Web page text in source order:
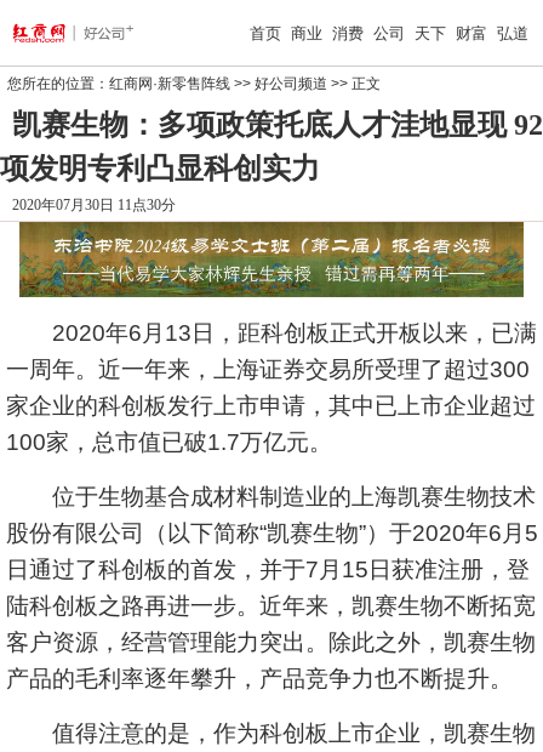
首页 商业 消费 公司 天下 财富 弘道
您所在的位置： 红商网·新零售阵线 >> 好公司频道 >> 正文
凯赛生物：多项政策托底人才洼地显现 92
项发明专利凸显科创实力
2020年07月30日 11点30分
2020年6月13日，距科创板正式开板以来，已满
一周年。近一年来，上海证券交易所受理了超过300
家企业的科创板发行上市申请，其中已上市企业超过
100家，总市值已破1.7万亿元。
位于生物基合成材料制造业的上海凯赛生物技术
股份有限公司（以下简称“凯赛生物”）于2020年6月5
日通过了科创板的首发，并于7月15日获准注册，登
陆科创板之路再进一步。近年来，凯赛生物不断拓宽
客户资源，经营管理能力突出。除此之外，凯赛生物
产品的毛利率逐年攀升，产品竞争力也不断提升。
值得注意的是，作为科创板上市企业，凯赛生物